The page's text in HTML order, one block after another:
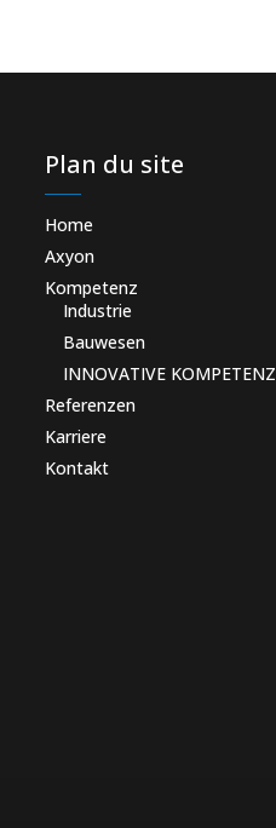
Plan du site
Home
Axyon
Kompetenz
Industrie
Bauwesen
INNOVATIVE KOMPETENZ
Referenzen
Karriere
Kontakt